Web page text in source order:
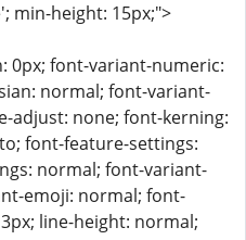
min-height: 15px;">
0px; font-variant-numeric:
normal; font-variant-
adjust: none; font-kerning:
font-feature-settings:
normal; font-variant-
emoji: normal; font-
line-height: normal;